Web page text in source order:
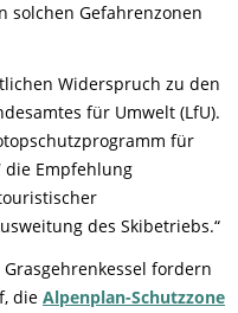
solchen Gefahrenzonen
Widerspruch zu den
für Umwelt (LfU).
für
die Empfehlung
des Skibetriebs.“
fordern
die Alpenplan-Schutzzone